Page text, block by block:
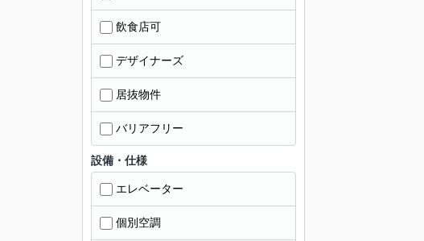
飲食店可
デザイナーズ
居抜物件
バリアフリー
設備・仕様
エレベーター
個別空調